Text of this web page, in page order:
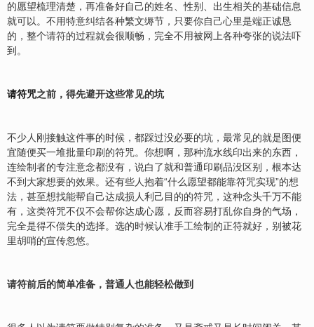
的愿望梳理清楚，再准备好自己的姓名、性别、出生相关的基础信息
就可以。不用特意纠结各种繁文缛节，只要你自己心里是端正诚恳
的，整个请符的过程就会很顺畅，完全不用被网上各种夸张的说法吓
到。
请符咒之前，得先避开这些常见的坑
不少人刚接触这件事的时候，都踩过没必要的坑，最常见的就是图便
宜随便买一堆批量印刷的符咒。你想啊，那种流水线印出来的东西，
连绘制者的专注意念都没有，说白了就和普通印刷品没区别，根本达
不到大家想要的效果。还有些人抱着“什么愿望都能靠符咒实现”的想
法，甚至想找能帮自己达成损人利己目的的符咒，这种念头千万不能
有，这类符咒不仅不会帮你达成心愿，反而容易打乱你自身的气场，
完全是得不偿失的选择。选的时候认准手工绘制的正符就好，别被花
里胡哨的宣传忽悠。
请符前后的简单准备，普通人也能轻松做到